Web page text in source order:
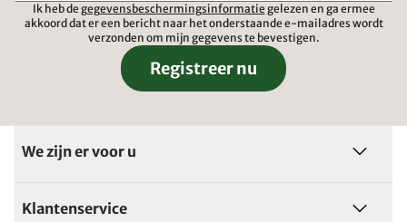
Ik heb de gegevensbeschermingsinformatie gelezen en ga ermee
akkoord dat er een bericht naar het onderstaande e-mailadres wordt
verzonden om mijn gegevens te bevestigen.
Registreer nu
We zijn er voor u
Klantenservice